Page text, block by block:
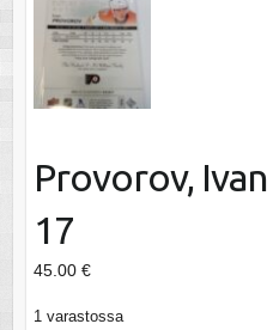
Provorov,
17
45.00 €
1 varastossa